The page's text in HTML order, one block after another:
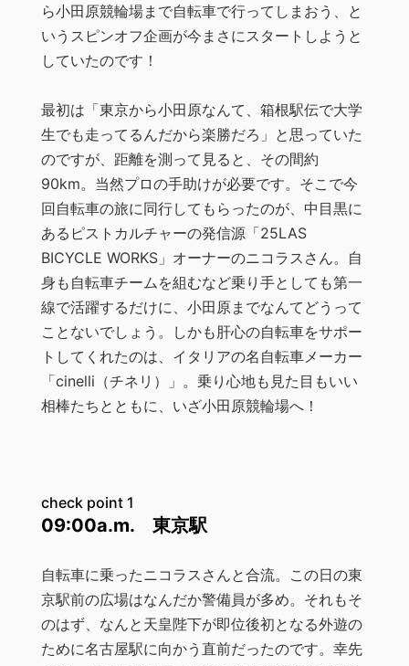
ら小田原競輪場まで自転車で行ってしまおう、と
いうスピンオフ企画が今まさにスタートしようと
していたのです！
最初は「東京から小田原なんて、箱根駅伝で大学
生でも走ってるんだから楽勝だろ」と思っていた
のですが、距離を測って見ると、その間約
90km。当然プロの手助けが必要です。そこで今
回自転車の旅に同行してもらったのが、中目黒に
あるピストカルチャーの発信源「25LAS
BICYCLE WORKS」オーナーのニコラスさん。自
身も自転車チームを組むなど乗り手としても第一
線で活躍するだけに、小田原までなんてどうって
ことないでしょう。しかも肝心の自転車をサポー
トしてくれたのは、イタリアの名自転車メーカー
「cinelli（チネリ）」。乗り心地も見た目もいい
相棒たちとともに、いざ小田原競輪場へ！
check point 1
09:00a.m. 東京駅
自転車に乗ったニコラスさんと合流。この日の東
京駅前の広場はなんだか警備員が多め。それもそ
のはず、なんと天皇陛下が即位後初となる外遊の
ために名古屋駅に向かう直前だったのです。幸先